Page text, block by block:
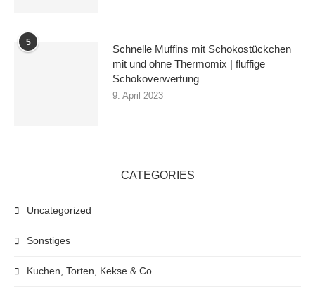
5
Schnelle Muffins mit Schokostückchen
mit und ohne Thermomix | fluffige
Schokoverwertung
9. April 2023
CATEGORIES
Uncategorized
Sonstiges
Kuchen, Torten, Kekse & Co